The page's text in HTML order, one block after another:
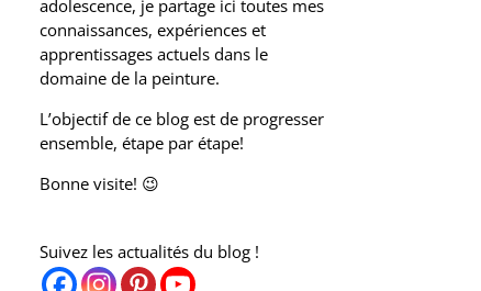
adolescence, je partage ici toutes mes
connaissances, expériences et
apprentissages actuels dans le
domaine de la peinture.
L’objectif de ce blog est de progresser
ensemble, étape par étape!
Bonne visite! 😉
Suivez les actualités du blog !